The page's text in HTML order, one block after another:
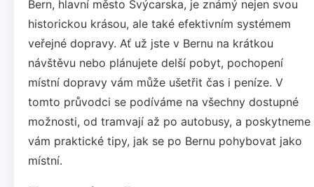
Bern, hlavní město Švýcarska, je známý nejen svou
historickou krásou, ale také efektivním systémem
veřejné dopravy. Ať už jste v Bernu na krátkou
návštěvu nebo plánujete delší pobyt, pochopení
místní dopravy vám může ušetřit čas i peníze. V
tomto průvodci se podíváme na všechny dostupné
možnosti, od tramvají až po autobusy, a poskytneme
vám praktické tipy, jak se po Bernu pohybovat jako
místní.